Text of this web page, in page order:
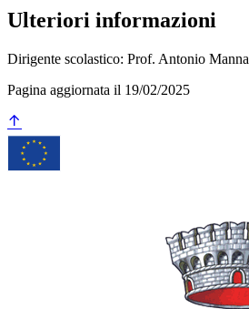
Ulteriori informazioni
Dirigente scolastico: Prof. Antonio Manna
Pagina aggiornata il 19/02/2025